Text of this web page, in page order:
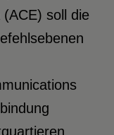
soll die